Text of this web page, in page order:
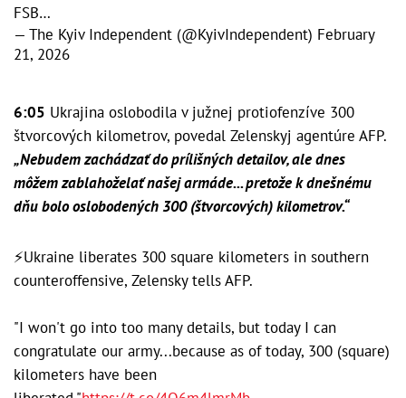
FSB…
— The Kyiv Independent (@KyivIndependent) February
21, 2026
6:05 Ukrajina oslobodila v južnej protiofenzíve 300
štvorcových kilometrov, povedal Zelenskyj agentúre AFP.
„Nebudem zachádzať do prílišných detailov, ale dnes
môžem zablahoželať našej armáde... pretože k dnešnému
dňu bolo oslobodených 300 (štvorcových) kilometrov.“
⚡️Ukraine liberates 300 square kilometers in southern
counteroffensive, Zelensky tells AFP.
"I won't go into too many details, but today I can
congratulate our army...because as of today, 300 (square)
kilometers have been